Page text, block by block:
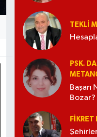
TEKLI
PSK.
Başarı
Bozar?
FIKRET